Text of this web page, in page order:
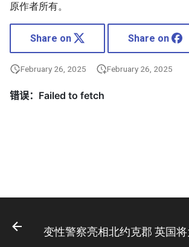
原作者所有。
Share on Share on
February 26, 2025 February 26, 2025